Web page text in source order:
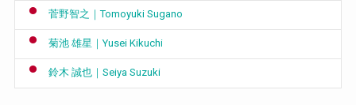
菅野智之｜Tomoyuki Sugano
菊池 雄星｜Yusei Kikuchi
鈴木 誠也｜Seiya Suzuki